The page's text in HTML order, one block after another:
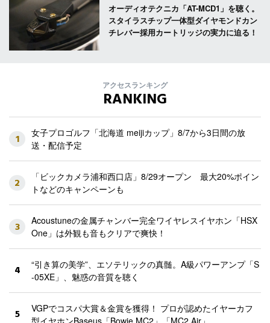
オーディオテクニカ「AT-MCD1」を聴く。
スタイラスチップ一体型ダイヤモンドカン
チレバー採用カートリッジの実力に迫る！
アクセスランキング
RANKING
1
女子プロゴルフ「北海道 meijiカップ」8/7から3日間の放
送・配信予定
2
「ビックカメラ浦和西口店」8/29オープン 最大20%ポイン
トなどのキャンペーンも
3
Acoustuneの金属チャンバー完全ワイヤレスイヤホン「HSX
One」は外観も音もクリアで爽快！
4
“引き算の美学”、エソテリックの真髄。A級パワーアンプ「S
-05XE」、魅惑の音質を聴く
5
VGPでコスパ大賞＆金賞を獲得！ プロが認めたイヤーカフ